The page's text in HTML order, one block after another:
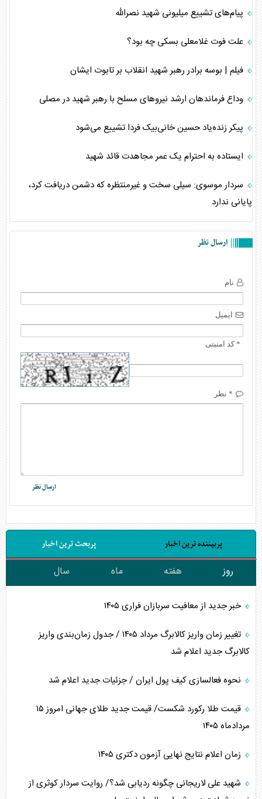
پیام‌های تشییع میلیونی شهید نصرالله
علت فوت غلامعلی بسکی چه بود؟
فیلم | بوسه برادر رهبر شهید انقلاب بر تابوت ایشان
وداع فرماندهان ارشد نیروهای مسلح با رهبر شهید در مصلی
پیکر زنده‌یاد حسین خانی‌بیک فردا تشییع می‌شود
ایستاده به احترام یک عمر مجاهدت قائد شهید
سردار موسوی: سیلی سخت و غیرمنتظره که دشمن دریافت کرد،
پایانی ندارد
ارسال نظر
نام
ایمیل
* کد امنیتی
* نظر
پربیننده ترین اخبار پربحث ترین اخبار
روز هفته ماه سال
خبر جدید از معافیت سربازان فراری ۱۴۰۵
تغییر زمان واریز کالابرگ مرداد ۱۴۰۵ / جدول زمان‌بندی واریز
کالابرگ جدید اعلام شد
نحوه فعالسازی کیف پول ایران / جزئیات جدید اعلام شد
قیمت طلا رکورد شکست/ قیمت جدید طلای جهانی امروز ۱۵
مردادماه ۱۴۰۵
زمان اعلام نتایج نهایی آزمون دکتری ۱۴۰۵
شهید علی لاریجانی چگونه ردیابی شد؟/ روایت سردار کوثری از